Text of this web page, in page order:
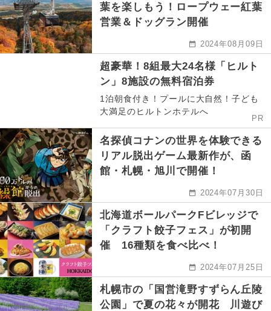
葉を楽しもう！ロープウェー紅葉
営業＆ドッグラン開催
2024年08月09日
超豪華！8組最大24名様「ヒルト
ン」8施設の無料宿泊券
1泊朝食付き！プールに大自然！子ども
大満足のヒルトンホテルへ
PR
名探偵コナンの世界を体験できる
リアル脱出ゲーム最新作が、函
館・札幌・旭川で開催！
2024年07月30日
北海道ボールパークFビレッジで
「クラフト餃子フェス」が初開
催 16種類を食べ比べ！
2024年07月25日
札幌市の「国営滝野すずらん丘陵
公園」で夏の花々が開花 川遊び